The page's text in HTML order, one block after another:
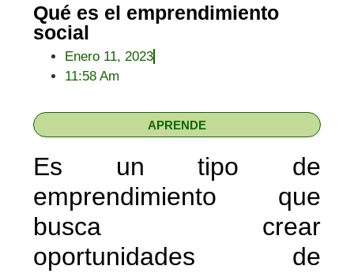
Qué es el emprendimiento
social
Enero 11, 2023
11:58 Am
APRENDE
Es un tipo de
emprendimiento que
busca crear
oportunidades de